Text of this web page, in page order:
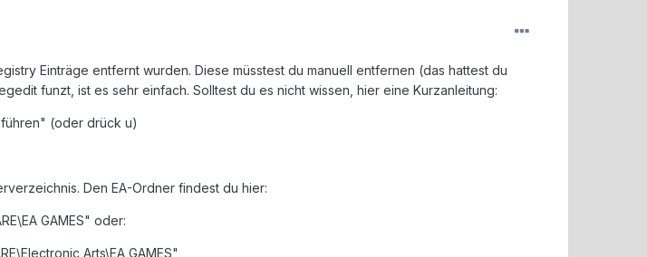
Einträge entfernt wurden. Diese müsstest du manuell entfernen (das hattest du
funzt, ist es sehr einfach. Solltest du es nicht wissen, hier eine Kurzanleitung:
(oder drück u)
Den EA-Ordner findest du hier:
GAMES" oder:
Arts\EA GAMES"